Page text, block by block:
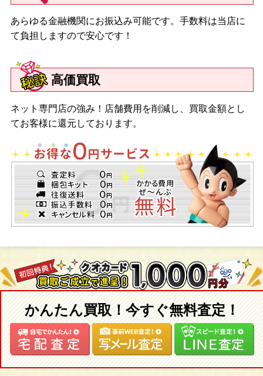
あらゆる金融機関にお振込み可能です。手数料は当店に
て負担しますので安心です！
高価買取
ネット専門店の強み！店舗費用を削減し、買取金額とし
てお客様に還元しております。
かんたん買取！今すぐ無料査定！